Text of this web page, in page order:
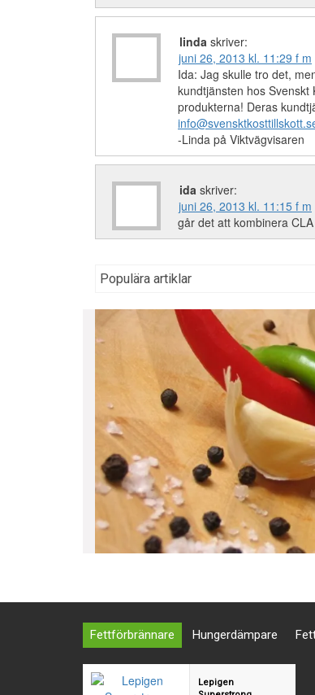
linda skriver:
juni 26, 2013 kl. 11:29 f m
Ida: Jag skulle tro det,
kundtjänsten hos Svenskt
produkterna! Deras
-Linda på Viktvägvisaren
ida skriver:
juni 26, 2013 kl. 11:15 f m
går det att kombinera
Populära artiklar
ämnen som bevisligen kan hjälpa dig
överflödiga kilon.
med bantningspiller som är i princip
Fettförbrännare Hungerdämpare
Lepigen